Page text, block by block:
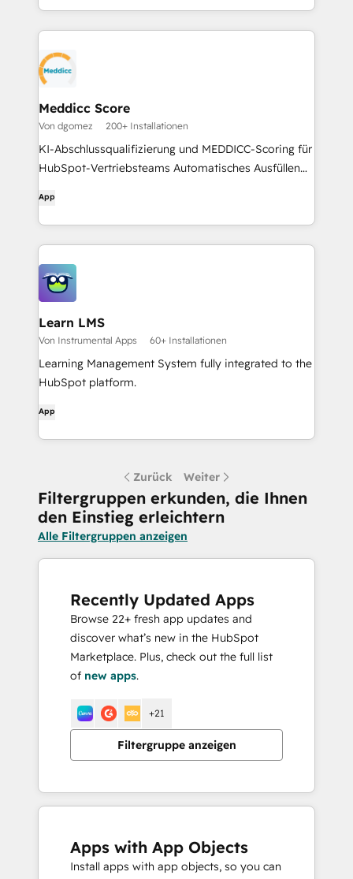
Meddicc Score
Von dgomez 200+ Installationen
KI-Abschlussqualifizierung und MEDDICC-Scoring für
HubSpot-Vertriebsteams Automatisches Ausfüllen
gestütztes Scoring und sofortiges Feedback.
Unterstützung für mehrere Frameworks: MEDDPICC,
BANT, SPICED, CHAMP... Mühelose Integration mit
HubSpot für optimierte Arbeitsabläufe.
Organisations- und Konkurrenztabellen zur
Organisation der Geschäftsinformationen.
App
Learn LMS
Von Instrumental Apps 60+ Installationen
Learning Management System fully integrated to the
HubSpot platform.
App
Zurück Weiter
Filtergruppen erkunden, die Ihnen
den Einstieg erleichtern
Alle Filtergruppen anzeigen
Recently Updated Apps
Browse 22+ fresh app updates and
discover what’s new in the HubSpot
Marketplace. Plus, check out the full list
of new apps.
Filtergruppe anzeigen
+21
Apps with App Objects
Install apps with app objects, so you can